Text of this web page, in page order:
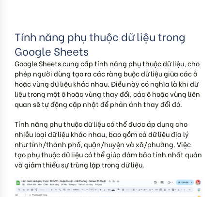
Tính năng phụ thuộc dữ liệu trong
Google Sheets
Google Sheets cung cấp tính năng phụ thuộc dữ liệu, cho
phép người dùng tạo ra các ràng buộc dữ liệu giữa các ô
hoặc vùng dữ liệu khác nhau. Điều này có nghĩa là khi dữ
liệu trong một ô hoặc vùng thay đổi, các ô hoặc vùng liên
quan sẽ tự động cập nhật để phản ánh thay đổi đó.
Tính năng phụ thuộc dữ liệu có thể được áp dụng cho
nhiều loại dữ liệu khác nhau, bao gồm cả dữ liệu địa lý
như tỉnh/thành phố, quận/huyện và xã/phường. Việc
tạo phụ thuộc dữ liệu có thể giúp đảm bảo tính nhất quán
và giảm thiểu sự trùng lặp trong dữ liệu.